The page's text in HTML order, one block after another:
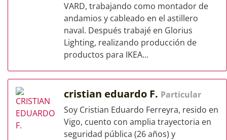
VARD, trabajando como montador de
andamios y cableado en el astillero
naval. Después trabajé en Glorius
Lighting, realizando producción de
productos para IKEA...
cristian eduardo F. Particular
Soy Cristian Eduardo Ferreyra, resido en
Vigo, cuento con amplia trayectoria en
seguridad pública (26 años) y